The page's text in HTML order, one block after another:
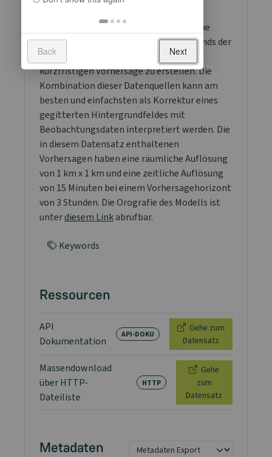
hochaufgelöstes Geländemodell um eine
möglichst gute Analyse des Jetztzustands der
(bodennahen) Atmosphäre sowie
kurzfristigen Vorhersage zu erstellen. Die
Kombination dieser Datenquellen kann am
besten und einfachsten als Korrektur eines
gegitterten Hintergrundfeldes mit
Beobachtungsdaten interpretiert werden. Die
in diesem Datensatz enthaltenen
Vorhersagen haben eine räumliche Auflösung
von 1 km x 1 km und eine zeitliche Auflösung
von 15 Minuten bei einem Vorhersagehorizont
von 3 Stunden. Die Orografie des Modells ist
unterdiesem Linkabrufbar.
Keywords
Ressourcen
API
Dokumentation
API-DOKU
Gehe zum
Datensatz
Massendownload
über HTTP-
Dateiliste
HTTP
Gehe
zum
Datensatz
Metadaten
Back Next